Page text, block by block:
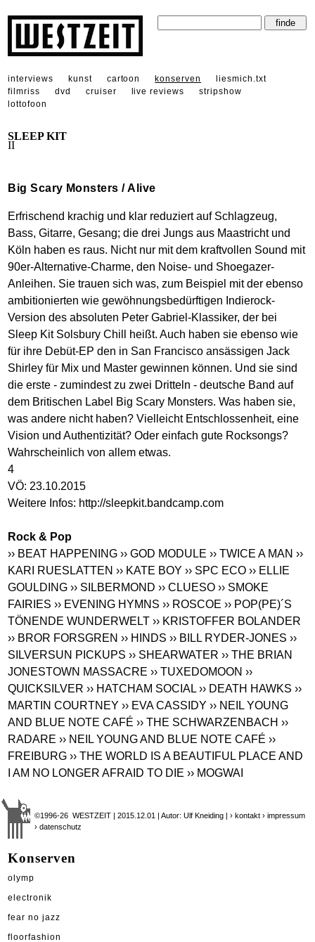
interviews kunst cartoon konserven
liesmich.txt
filmriss
dvd cruiser live reviews
stripshow
lottofoon
SLEEP KIT
II
Big Scary Monsters / Alive
Erfrischend krachig und klar reduziert auf Schlagzeug,
Bass, Gitarre, Gesang; die drei Jungs aus Maastricht und
Köln haben es raus. Nicht nur mit dem kraftvollen Sound mit
90er-Alternative-Charme, den Noise- und Shoegazer-
Anleihen. Sie trauen sich was, zum Beispiel mit der ebenso
ambitionierten wie gewöhnungsbedürftigen Indierock-
Version des absoluten Peter Gabriel-Klassiker, der bei
Sleep Kit Solsbury Chill heißt. Auch haben sie ebenso wie
für ihre Debüt-EP den in San Francisco ansässigen Jack
Shirley für Mix und Master gewinnen können. Und sie sind
die erste - zumindest zu zwei Dritteln - deutsche Band auf
dem Britischen Label Big Scary Monsters. Was haben sie,
was andere nicht haben? Vielleicht Entschlossenheit, eine
Vision und Authentizität? Oder einfach gute Rocksongs?
Wahrscheinlich von allem etwas.
4
VÖ: 23.10.2015
Weitere Infos: http://sleepkit.bandcamp.com
Rock & Pop
›› BEAT HAPPENING ›› GOD MODULE ›› TWICE A MAN ››
KARI RUESLATTEN ›› KATE BOY ›› SPC ECO ›› ELLIE
GOULDING ›› SILBERMOND ›› CLUESO ›› SMOKE
FAIRIES ›› EVENING HYMNS ›› ROSCOE ›› POP(PE)´S
TÖNENDE WUNDERWELT ›› KRISTOFFER BOLANDER
›› BROR FORSGREN ›› HINDS ›› BILL RYDER-JONES ››
SILVERSUN PICKUPS ›› SHEARWATER ›› THE BRIAN
JONESTOWN MASSACRE ›› TUXEDOMOON ››
QUICKSILVER ›› HATCHAM SOCIAL ›› DEATH HAWKS ››
MARTIN COURTNEY ›› EVA CASSIDY ›› NEIL YOUNG
AND BLUE NOTE CAFÉ ›› THE SCHWARZENBACH ››
RADARE ›› NEIL YOUNG AND BLUE NOTE CAFÉ ››
FREIBURG ›› THE WORLD IS A BEAUTIFUL PLACE AND
I AM NO LONGER AFRAID TO DIE ›› MOGWAI
©1996-26 WESTZEIT | 2015.12.01 | Autor: Ulf Kneiding |› kontakt › impressum
› datenschutz
Konserven
olymp
electronik
fear no jazz
floorfashion